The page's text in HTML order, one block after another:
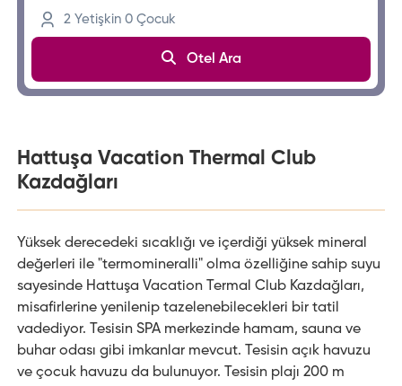
2 Yetişkin0 Çocuk
Otel Ara
Hattuşa Vacation Thermal Club
Kazdağları
Yüksek derecedeki sıcaklığı ve içerdiği yüksek mineral
değerleri ile "termomineralli" olma özelliğine sahip suyu
sayesinde Hattuşa Vacation Termal Club Kazdağları,
misafirlerine yenilenip tazelenebilecekleri bir tatil
vadediyor. Tesisin SPA merkezinde hamam, sauna ve
buhar odası gibi imkanlar mevcut. Tesisin açık havuzu
ve çocuk havuzu da bulunuyor. Tesisin plajı 200 m